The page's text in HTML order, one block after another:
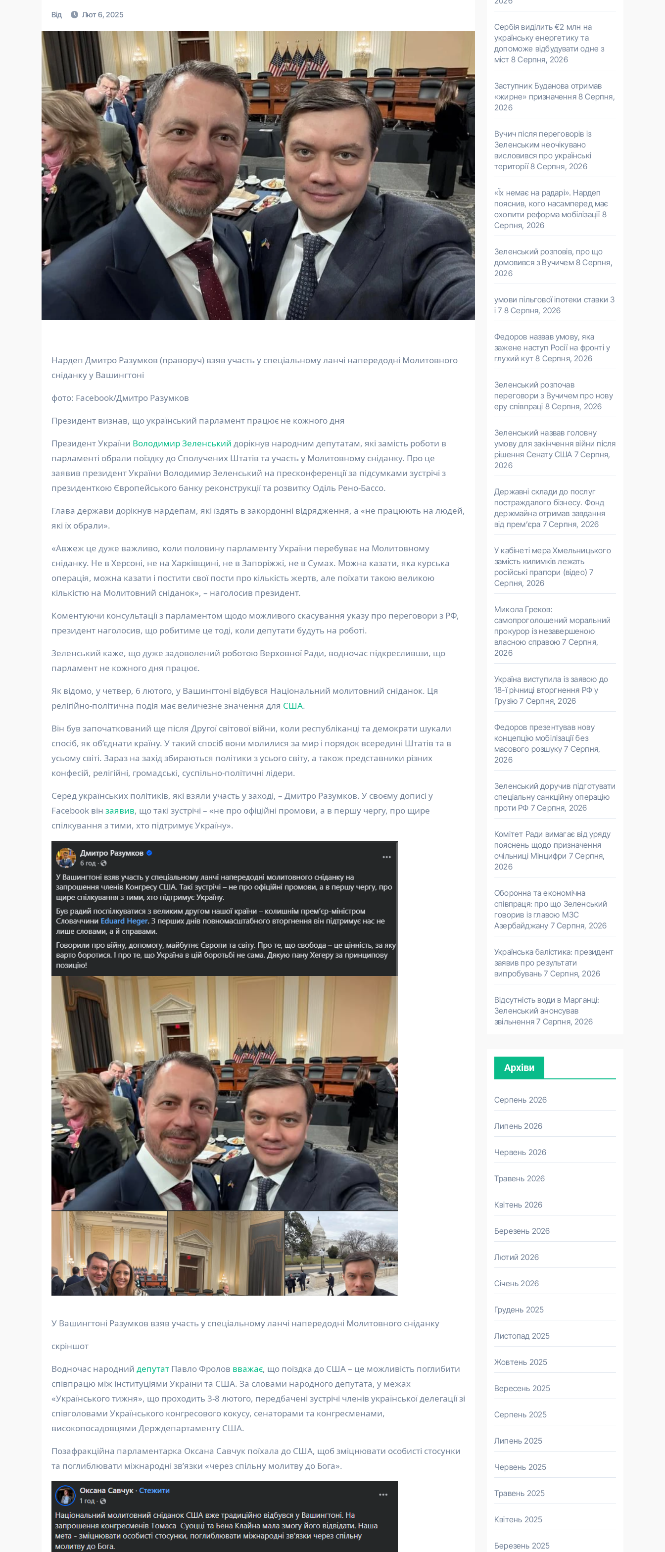
Від Лют 6, 2025
Нардеп Дмитро Разумков (праворуч) взяв участь у спеціальному ланчі напередодні Молитовного
сніданку у Вашингтоні
фото: Facebook/Дмитро Разумков
Президент визнав, що український парламент працює не кожного дня
Президент України Володимир Зеленський дорікнув народним депутатам, які замість роботи в
парламенті обрали поїздку до Сполучених Штатів та участь у Молитовному сніданку. Про це
заявив президент України Володимир Зеленський на пресконференції за підсумками зустрічі з
президенткою Європейського банку реконструкції та розвитку Оділь Рено-Бассо.
Глава держави дорікнув нардепам, які їздять в закордонні відрядження, а «не працюють на людей,
які їх обрали».
«Авжеж це дуже важливо, коли половину парламенту України перебуває на Молитовному
сніданку. Не в Херсоні, не на Харківщині, не в Запоріжжі, не в Сумах. Можна казати, яка курська
операція, можна казати і постити свої пости про кількість жертв, але поїхати такою великою
кількістю на Молитовний сніданок», – наголосив президент.
Коментуючи консультації з парламентом щодо можливого скасування указу про переговори з РФ,
президент наголосив, що робитиме це тоді, коли депутати будуть на роботі.
Зеленський каже, що дуже задоволений роботою Верховної Ради, водночас підкресливши, що
парламент не кожного дня працює.
Як відомо, у четвер, 6 лютого, у Вашингтоні відбувся Національний молитовний сніданок. Ця
релігійно-політична подія має величезне значення для США.
Він був започаткований ще після Другої світової війни, коли республіканці та демократи шукали
спосіб, як об’єднати країну. У такий спосіб вони молилися за мир і порядок всередині Штатів та в
усьому світі. Зараз на захід збираються політики з усього світу, а також представники різних
конфесій, релігійні, громадські, суспільно-політичні лідери.
Серед українських політиків, які взяли участь у заході, – Дмитро Разумков. У своєму дописі у
Facebook він заявив, що такі зустрічі – «не про офіційні промови, а в першу чергу, про щире
спілкування з тими, хто підтримує Україну».
У Вашингтоні Разумков взяв участь у спеціальному ланчі напередодні Молитовного сніданку
скріншот
Водночас народний депутат Павло Фролов вважає, що поїздка до США – це можливість поглибити
співпрацю між інституціями України та США. За словами народного депутата, у межах
«Українського тижня», що проходить 3-8 лютого, передбачені зустрічі членів української делегації зі
співголовами Українського конгресового кокусу, сенаторами та конгресменами,
високопосадовцями Держдепартаменту США.
Позафракційна парламентарка Оксана Савчук поїхала до США, щоб зміцнювати особисті стосунки
та поглиблювати міжнародні зв’язки «через спільну молитву до Бога».
Сербія виділить €2 млн на
українську енергетику та
допоможе відбудувати одне з
міст 8 Серпня, 2026
Заступник Буданова отримав
«жирне» призначення 8 Серпня,
2026
Вучич після переговорів із
Зеленським неочікувано
висловився про українські
території 8 Серпня, 2026
«Їх немає на радарі». Нардеп
пояснив, кого насамперед має
охопити реформа мобілізації 8
Серпня, 2026
Зеленський розповів, про що
домовився з Вучичем 8 Серпня,
2026
умови пільгової іпотеки ставки 3
і 7 8 Серпня, 2026
Федоров назвав умову, яка
зажене наступ Росії на фронті у
глухий кут 8 Серпня, 2026
Зеленський розпочав
переговори з Вучичем про нову
еру співпраці 8 Серпня, 2026
Зеленський назвав головну
умову для закінчення війни після
рішення Сенату США 7 Серпня,
2026
Державні склади до послуг
постраждалого бізнесу. Фонд
держмайна отримав завдання
від прем’єра 7 Серпня, 2026
У кабінеті мера Хмельницького
замість килимків лежать
російські прапори (відео) 7
Серпня, 2026
Микола Греков:
самопроголошений моральний
прокурор із незавершеною
власною справою 7 Серпня,
2026
Україна виступила із заявою до
18-ї річниці вторгнення РФ у
Грузію 7 Серпня, 2026
Федоров презентував нову
концепцію мобілізації без
масового розшуку 7 Серпня,
2026
Зеленський доручив підготувати
спеціальну санкційну операцію
проти РФ 7 Серпня, 2026
Комітет Ради вимагає від уряду
пояснень щодо призначення
очільниці Мінцифри 7 Серпня,
2026
Оборонна та економічна
співпраця: про що Зеленський
говорив із главою МЗС
Азербайджану 7 Серпня, 2026
Українська балістика: президент
заявив про результати
випробувань 7 Серпня, 2026
Відсутність води в Марганці:
Зеленський анонсував
звільнення 7 Серпня, 2026
Архіви
Серпень 2026
Липень 2026
Червень 2026
Травень 2026
Квітень 2026
Березень 2026
Лютий 2026
Січень 2026
Грудень 2025
Листопад 2025
Жовтень 2025
Вересень 2025
Серпень 2025
Липень 2025
Червень 2025
Травень 2025
Квітень 2025
Березень 2025